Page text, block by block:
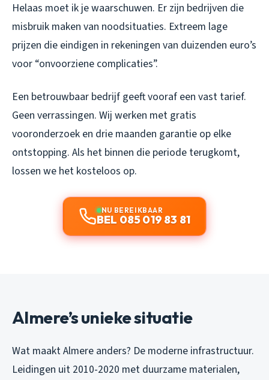
Helaas moet ik je waarschuwen. Er zijn bedrijven die
misbruik maken van noodsituaties. Extreem lage
prijzen die eindigen in rekeningen van duizenden euro’s
voor “onvoorziene complicaties”.
Een betrouwbaar bedrijf geeft vooraf een vast tarief.
Geen verrassingen. Wij werken met gratis
vooronderzoek en drie maanden garantie op elke
ontstopping. Als het binnen die periode terugkomt,
lossen we het kosteloos op.
NU BEREIKBAAR
BEL 085 019 83 81
Almere’s unieke situatie
Wat maakt Almere anders? De moderne infrastructuur.
Leidingen uit 2010-2020 met duurzame materialen,